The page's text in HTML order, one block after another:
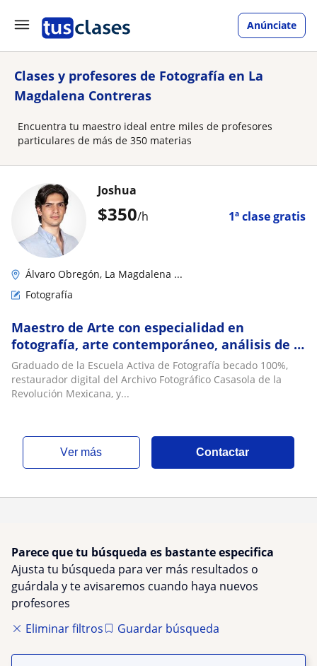
Anúnciate
Clases y profesores de Fotografía en La
Magdalena Contreras
Encuentra tu maestro ideal entre miles de profesores
particulares de más de 350 materias
$350/h 1ª clase gratis
Joshua
Álvaro Obregón, La Magdalena ...
Fotografía
Maestro de Arte con especialidad en
fotografía, arte contemporáneo, análisis de la
imagen, lenguaje corporal, y cine
Graduado de la Escuela Activa de Fotografía becado 100%,
restaurador digital del Archivo Fotográfico Casasola de la
Revolución Mexicana, y...
ver más Contactar
Parece que tu búsqueda es bastante especifica
Ajusta tu búsqueda para ver más resultados o
guárdala y te avisaremos cuando haya nuevos
profesores
Eliminar filtros
Guardar búsqueda